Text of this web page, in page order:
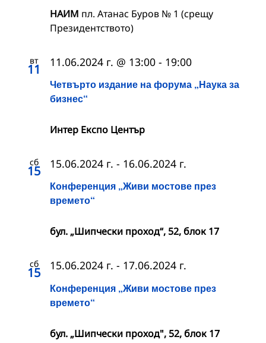
НАИМ пл. Атанас Буров № 1 (срещу
Президентството)
вт
11
Четвърто издание на форума „Наука за
бизнес“
11.06.2024 г. @ 13:00 - 19:00
Интер Експо Център
сб
15
Конференция „Живи мостове през
времето“
15.06.2024 г. - 16.06.2024 г.
бул. „Шипчески проход“, 52, блок 17
сб
15
Конференция „Живи мостове през
времето“
15.06.2024 г. - 17.06.2024 г.
бул. „Шипчески проход", 52, блок 17